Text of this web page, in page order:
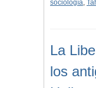
sociología,
La
los